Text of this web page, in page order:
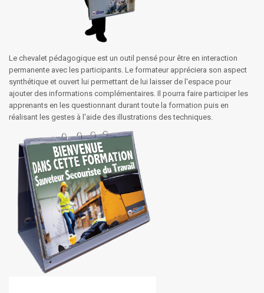
Le chevalet pédagogique est un outil pensé pour être en interaction
permanente avec les participants. Le formateur appréciera son aspect
synthétique et ouvert lui permettant de lui laisser de l'espace pour
ajouter des informations complémentaires. Il pourra faire participer les
apprenants en les questionnant durant toute la formation puis en
réalisant les gestes à l'aide des illustrations des techniques.